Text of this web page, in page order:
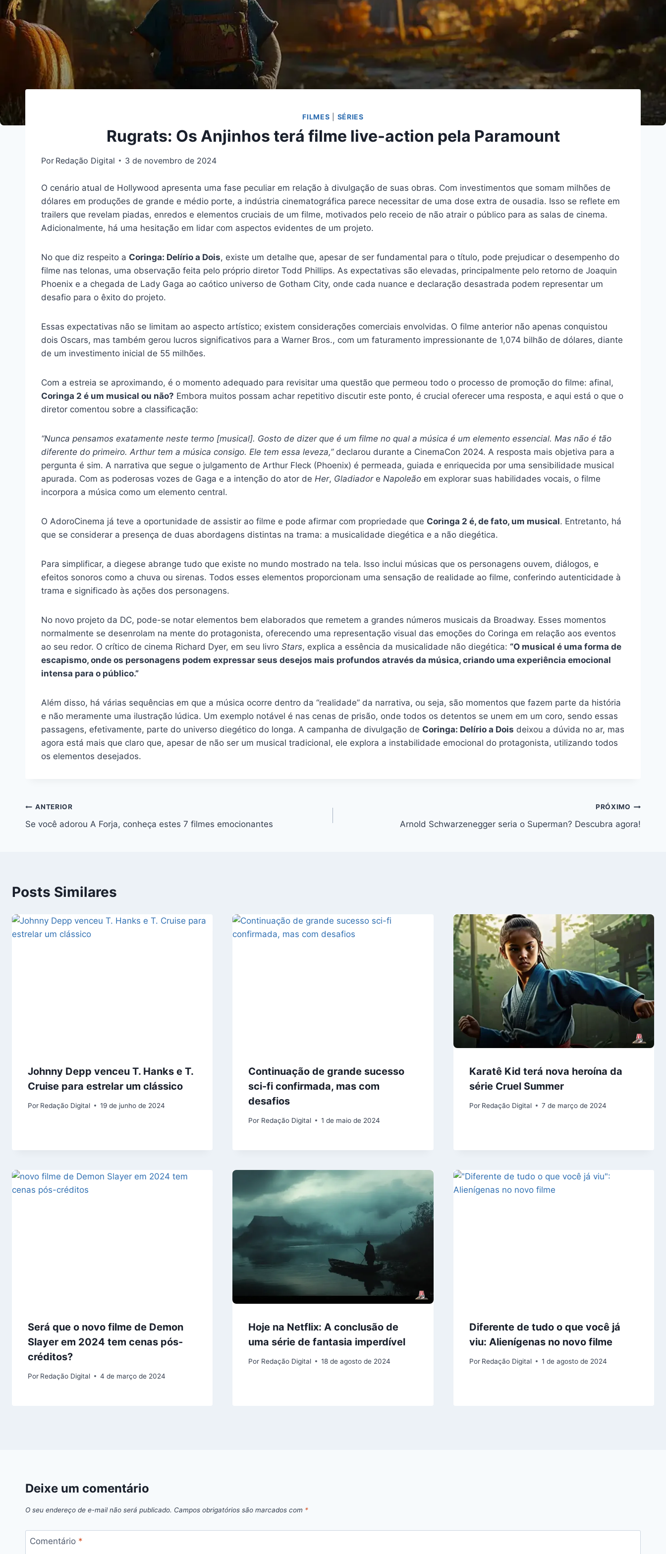
FILMES SÉRIES
Rugrats: Os Anjinhos terá filme live-action pela Paramount
Por Redação Digital 3 de novembro de 2024
O cenário atual de Hollywood apresenta uma fase peculiar em relação à divulgação de suas obras. Com investimentos que somam milhões de
dólares em produções de grande e médio porte, a indústria cinematográfica parece necessitar de uma dose extra de ousadia. Isso se reflete em
trailers que revelam piadas, enredos e elementos cruciais de um filme, motivados pelo receio de não atrair o público para as salas de cinema.
Adicionalmente, há uma hesitação em lidar com aspectos evidentes de um projeto.
No que diz respeito a Coringa: Delírio a Dois, existe um detalhe que, apesar de ser fundamental para o título, pode prejudicar o desempenho do
filme nas telonas, uma observação feita pelo próprio diretor Todd Phillips. As expectativas são elevadas, principalmente pelo retorno de Joaquin
Phoenix e a chegada de Lady Gaga ao caótico universo de Gotham City, onde cada nuance e declaração desastrada podem representar um
desafio para o êxito do projeto.
Essas expectativas não se limitam ao aspecto artístico; existem considerações comerciais envolvidas. O filme anterior não apenas conquistou
dois Oscars, mas também gerou lucros significativos para a Warner Bros., com um faturamento impressionante de 1,074 bilhão de dólares, diante
de um investimento inicial de 55 milhões.
Com a estreia se aproximando, é o momento adequado para revisitar uma questão que permeou todo o processo de promoção do filme: afinal,
Coringa 2 é um musical ou não? Embora muitos possam achar repetitivo discutir este ponto, é crucial oferecer uma resposta, e aqui está o que o
diretor comentou sobre a classificação:
“Nunca pensamos exatamente neste termo [musical]. Gosto de dizer que é um filme no qual a música é um elemento essencial. Mas não é tão
diferente do primeiro. Arthur tem a música consigo. Ele tem essa leveza,”declarou durante a CinemaCon 2024. A resposta mais objetiva para a
pergunta é sim. A narrativa que segue o julgamento de Arthur Fleck (Phoenix) é permeada, guiada e enriquecida por uma sensibilidade musical
apurada. Com as poderosas vozes de Gaga e a intenção do ator de Her, Gladiadore Napoleão em explorar suas habilidades vocais, o filme
incorpora a música como um elemento central.
O AdoroCinema já teve a oportunidade de assistir ao filme e pode afirmar com propriedade que Coringa 2 é, de fato, um musical. Entretanto, há
que se considerar a presença de duas abordagens distintas na trama: a musicalidade diegética e a não diegética.
Para simplificar, a diegese abrange tudo que existe no mundo mostrado na tela. Isso inclui músicas que os personagens ouvem, diálogos, e
efeitos sonoros como a chuva ou sirenas. Todos esses elementos proporcionam uma sensação de realidade ao filme, conferindo autenticidade à
trama e significado às ações dos personagens.
No novo projeto da DC, pode-se notar elementos bem elaborados que remetem a grandes números musicais da Broadway. Esses momentos
normalmente se desenrolam na mente do protagonista, oferecendo uma representação visual das emoções do Coringa em relação aos eventos
ao seu redor. O crítico de cinema Richard Dyer, em seu livro Stars, explica a essência da musicalidade não diegética: “O musical é uma forma de
escapismo, onde os personagens podem expressar seus desejos mais profundos através da música, criando uma experiência emocional
intensa para o público.”
Além disso, há várias sequências em que a música ocorre dentro da “realidade” da narrativa, ou seja, são momentos que fazem parte da história
e não meramente uma ilustração lúdica. Um exemplo notável é nas cenas de prisão, onde todos os detentos se unem em um coro, sendo essas
passagens, efetivamente, parte do universo diegético do longa. A campanha de divulgação de Coringa: Delírio a Dois deixou a dúvida no ar, mas
agora está mais que claro que, apesar de não ser um musical tradicional, ele explora a instabilidade emocional do protagonista, utilizando todos
os elementos desejados.
Navegação
de
ANTERIOR
Se você adorou A Forja, conheça estes 7 filmes emocionantes
PRÓXIMO
Arnold Schwarzenegger seria o Superman? Descubra agora!
Posts Similares
Johnny Depp venceu T. Hanks e T.
Cruise para estrelar um clássico
Por Redação Digital 19 de junho de 2024
Continuação de grande sucesso
sci-fi confirmada, mas com
desafios
Por Redação Digital 1 de maio de 2024
Karatê Kid terá nova heroína da
série Cruel Summer
Por Redação Digital 7 de março de 2024
Será que o novo filme de Demon
Slayer em 2024 tem cenas pós-
créditos?
Por Redação Digital 4 de março de 2024
Hoje na Netflix: A conclusão de
uma série de fantasia imperdível
Por Redação Digital 18 de agosto de 2024
Diferente de tudo o que você já
viu: Alienígenas no novo filme
Por Redação Digital 1 de agosto de 2024
Deixe um comentário
O seu endereço de e-mail não será publicado. Campos obrigatórios são marcados com *
Comentário *